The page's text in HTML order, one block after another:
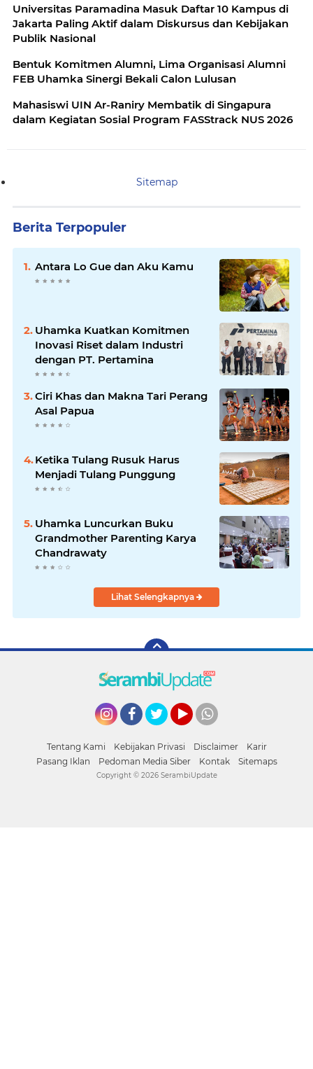
Universitas Paramadina Masuk Daftar 10 Kampus di
Jakarta Paling Aktif dalam Diskursus dan Kebijakan
Publik Nasional
Bentuk Komitmen Alumni, Lima Organisasi Alumni
FEB Uhamka Sinergi Bekali Calon Lulusan
Mahasiswi UIN Ar-Raniry Membatik di Singapura
dalam Kegiatan Sosial Program FASStrack NUS 2026
Sitemap
Berita Terpopuler
Antara Lo Gue dan Aku Kamu
Uhamka Kuatkan Komitmen
Inovasi Riset dalam Industri
dengan PT. Pertamina
Ciri Khas dan Makna Tari Perang
Asal Papua
Ketika Tulang Rusuk Harus
Menjadi Tulang Punggung
Uhamka Luncurkan Buku
Grandmother Parenting Karya
Chandrawaty
Lihat Selengkapnya
Tentang Kami Kebijakan Privasi Disclaimer
Karir
Pasang Iklan
Pedoman Media Siber Kontak Sitemaps
Copyright © 2026 SerambiUpdate